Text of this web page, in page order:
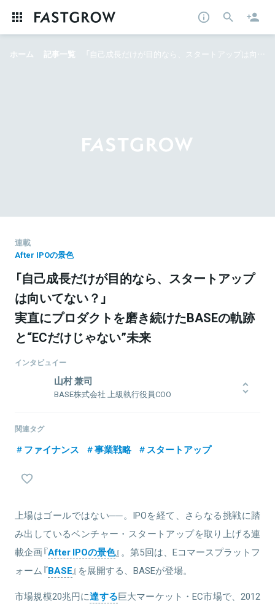
ホーム 記事一覧 「自己成長だけが目的なら、スタートアップは向いてない？」 実直にプロダクトを磨き続けたBASEの軌跡と“ECだけじゃない”未来
連載
After IPOの景色
「自己成長だけが目的なら、スタートアップ
は向いてない？」
実直にプロダクトを磨き続けたBASEの軌跡
と“ECだけじゃない”未来
インタビュイー
山村 兼司
BASE株式会社 上級執行役員COO
リクルートに入社。学び事業、共同購入サービス「ポンパレ」、CS推
任。2017年1月にBASE株式会社に入社。ネットショップ作成サービ
COOに就任。
関連情報をみる
関連タグ
ファイナンス 事業戦略 スタートアップ
上場はゴールではない──。IPOを経て、さらなる挑戦に踏
み出しているベンチャー・スタートアップを取り上げる連
載企画『After IPOの景色』。第5回は、Eコマースプラットフ
ォーム『BASE』を展開する、BASEが登場。
市場規模20兆円に達する巨大マーケット・EC市場で、2012